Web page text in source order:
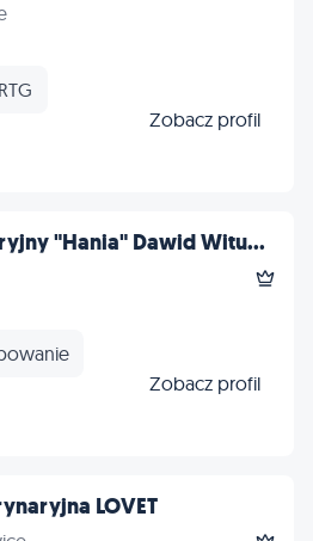
Zobacz profil
"Hania" Dawid Witu...
Zobacz profil
LOVET